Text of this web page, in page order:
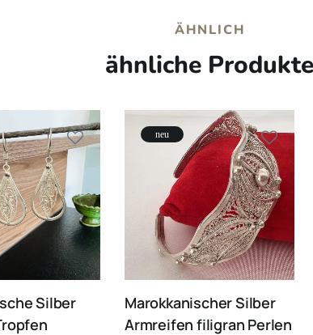
ÄHNLICH
ähnliche Produkte
Silber
neu
Marokkanischer Silber
Armreifen filigran Perlen